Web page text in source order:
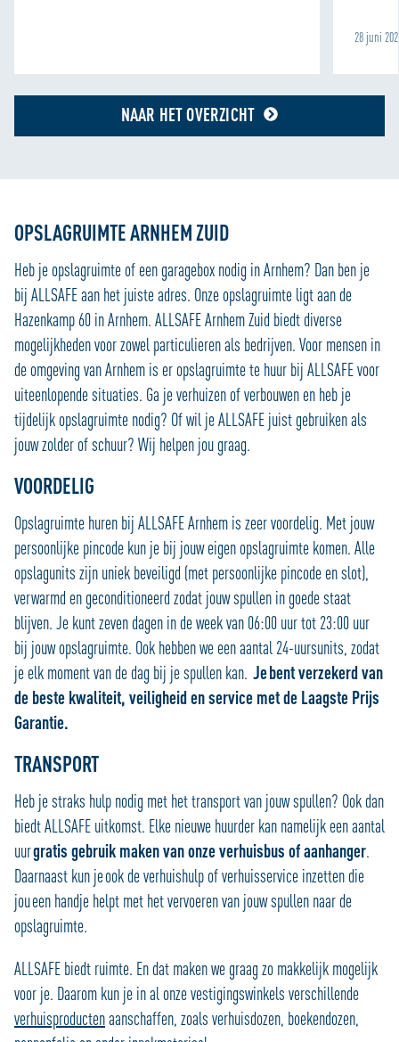
informatie over hoe wij cookies gebruiken, bekijk onze
Cookie Policy
28 juni
NAAR HET OVERZICHT
OPSLAGRUIMTE ARNHEM ZUID
Heb je opslagruimte of een garagebox nodig in Arnhem? Dan ben je
bij ALLSAFE aan het juiste adres. Onze opslagruimte ligt aan de
Hazenkamp 60 in Arnhem. ALLSAFE Arnhem Zuid biedt diverse
mogelijkheden voor zowel particulieren als bedrijven. Voor mensen in
de omgeving van Arnhem is er opslagruimte te huur bij ALLSAFE voor
uiteenlopende situaties. Ga je verhuizen of verbouwen en heb je
tijdelijk opslagruimte nodig? Of wil je ALLSAFE juist gebruiken als
jouw zolder of schuur? Wij helpen jou graag.
VOORDELIG
Opslagruimte huren bij ALLSAFE Arnhem is zeer voordelig. Met jouw
persoonlijke pincode kun je bij jouw eigen opslagruimte komen. Alle
opslagunits zijn uniek beveiligd (met persoonlijke pincode en slot),
verwarmd en geconditioneerd zodat jouw spullen in goede staat
blijven. Je kunt zeven dagen in de week van 06:00 uur tot 23:00 uur
bij jouw opslagruimte. Ook hebben we een aantal 24-uursunits, zodat
je elk moment van de dag bij je spullen kan. Je bent verzekerd van
de beste kwaliteit, veiligheid en service met de Laagste Prijs
Garantie.
TRANSPORT
Heb je straks hulp nodig met het transport van jouw spullen? Ook dan
biedt ALLSAFE uitkomst. Elke nieuwe huurder kan namelijk een aantal
uurgratis gebruik maken van onze verhuisbus of aanhanger.
Daarnaast kun je ook de verhuishulp of verhuisservice inzetten die
jou een handje helpt met het vervoeren van jouw spullen naar de
opslagruimte.
ALLSAFE biedt ruimte. En dat maken we graag zo makkelijk mogelijk
voor je. Daarom kun je in al onze vestigingswinkels verschillende
verhuisproductenaanschaffen, zoals verhuisdozen, boekendozen,